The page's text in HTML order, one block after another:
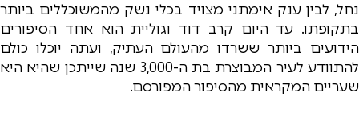
נחל, לבין ענק אימתני מצויד בכלי נשק מהמשוכללים ביותר
בתקופתו. עד היום קרב דוד וגוליית הוא אחד הסיפורים
הידועים ביותר ששרדו מהעולם העתיק, ועתה יוכלו כולם
להתוודע לעיר המבוצרת בת ה-3,000 שנה שייתכן שהיא היא
שעריים המקראית מהסיפור המפורסם.